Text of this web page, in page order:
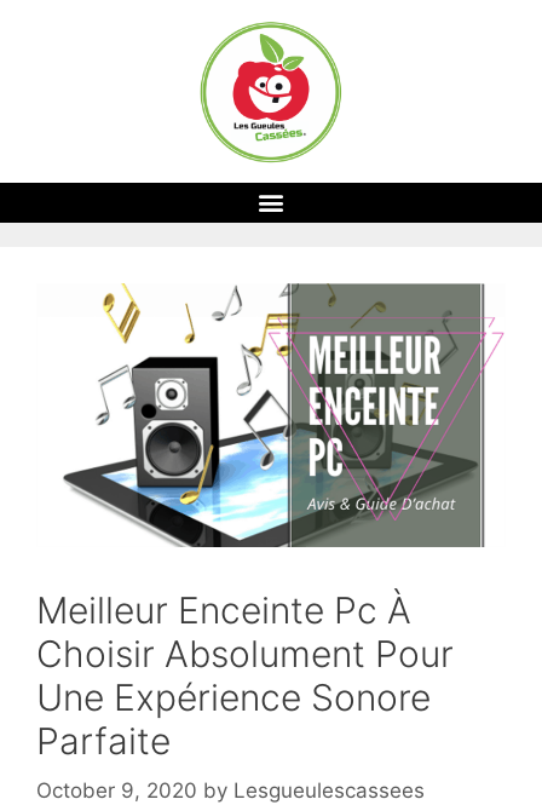
Meilleur Enceinte Pc À
Choisir Absolument Pour
Une Expérience Sonore
Parfaite
October 9, 2020 by Lesgueulescassees